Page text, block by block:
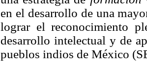
en el desarrollo de una
lograr el reconocimiento
desarrollo intelectual y de
pueblos indios de México